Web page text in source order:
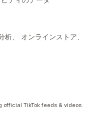
、 オンラインストア、
official TikTok feeds & videos.